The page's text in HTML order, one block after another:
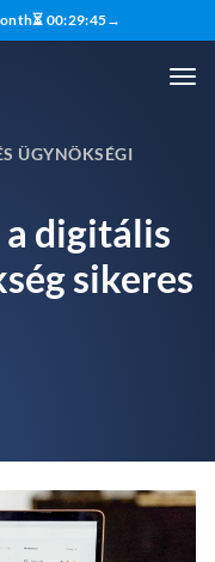
⏳ 00:29:44→
ÜGYNÖKSÉGI
a digitális
sikeres